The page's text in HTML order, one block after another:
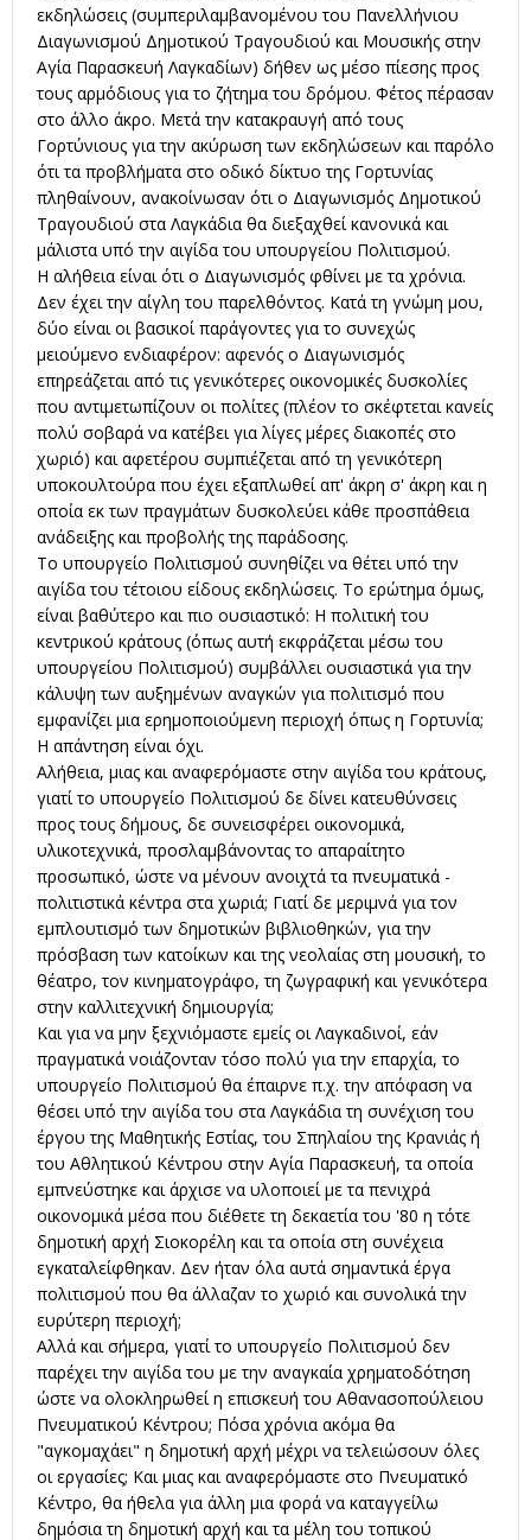
εκδηλώσεις (συμπεριλαμβανομένου του Πανελλήνιου
Διαγωνισμού Δημοτικού Τραγουδιού και Μουσικής στην
Αγία Παρασκευή Λαγκαδίων) δήθεν ως μέσο πίεσης προς
τους αρμόδιους για το ζήτημα του δρόμου. Φέτος πέρασαν
στο άλλο άκρο. Μετά την κατακραυγή από τους
Γορτύνιους για την ακύρωση των εκδηλώσεων και παρόλο
ότι τα προβλήματα στο οδικό δίκτυο της Γορτυνίας
πληθαίνουν, ανακοίνωσαν ότι ο Διαγωνισμός Δημοτικού
Τραγουδιού στα Λαγκάδια θα διεξαχθεί κανονικά και
μάλιστα υπό την αιγίδα του υπουργείου Πολιτισμού.
Η αλήθεια είναι ότι ο Διαγωνισμός φθίνει με τα χρόνια.
Δεν έχει την αίγλη του παρελθόντος. Κατά τη γνώμη μου,
δύο είναι οι βασικοί παράγοντες για το συνεχώς
μειούμενο ενδιαφέρον: αφενός ο Διαγωνισμός
επηρεάζεται από τις γενικότερες οικονομικές δυσκολίες
που αντιμετωπίζουν οι πολίτες (πλέον το σκέφτεται κανείς
πολύ σοβαρά να κατέβει για λίγες μέρες διακοπές στο
χωριό) και αφετέρου συμπιέζεται από τη γενικότερη
υποκουλτούρα που έχει εξαπλωθεί απ' άκρη σ' άκρη και η
οποία εκ των πραγμάτων δυσκολεύει κάθε προσπάθεια
ανάδειξης και προβολής της παράδοσης.
Το υπουργείο Πολιτισμού συνηθίζει να θέτει υπό την
αιγίδα του τέτοιου είδους εκδηλώσεις. Το ερώτημα όμως,
είναι βαθύτερο και πιο ουσιαστικό: Η πολιτική του
κεντρικού κράτους (όπως αυτή εκφράζεται μέσω του
υπουργείου Πολιτισμού) συμβάλλει ουσιαστικά για την
κάλυψη των αυξημένων αναγκών για πολιτισμό που
εμφανίζει μια ερημοποιούμενη περιοχή όπως η Γορτυνία;
Η απάντηση είναι όχι.
Αλήθεια, μιας και αναφερόμαστε στην αιγίδα του κράτους,
γιατί το υπουργείο Πολιτισμού δε δίνει κατευθύνσεις
προς τους δήμους, δε συνεισφέρει οικονομικά,
υλικοτεχνικά, προσλαμβάνοντας το απαραίτητο
προσωπικό, ώστε να μένουν ανοιχτά τα πνευματικά -
πολιτιστικά κέντρα στα χωριά; Γιατί δε μεριμνά για τον
εμπλουτισμό των δημοτικών βιβλιοθηκών, για την
πρόσβαση των κατοίκων και της νεολαίας στη μουσική, το
θέατρο, τον κινηματογράφο, τη ζωγραφική και γενικότερα
στην καλλιτεχνική δημιουργία;
Και για να μην ξεχνιόμαστε εμείς οι Λαγκαδινοί, εάν
πραγματικά νοιάζονταν τόσο πολύ για την επαρχία, το
υπουργείο Πολιτισμού θα έπαιρνε π.χ. την απόφαση να
θέσει υπό την αιγίδα του στα Λαγκάδια τη συνέχιση του
έργου της Μαθητικής Εστίας, του Σπηλαίου της Κρανιάς ή
του Αθλητικού Κέντρου στην Αγία Παρασκευή, τα οποία
εμπνεύστηκε και άρχισε να υλοποιεί με τα πενιχρά
οικονομικά μέσα που διέθετε τη δεκαετία του '80 η τότε
δημοτική αρχή Σιοκορέλη και τα οποία στη συνέχεια
εγκαταλείφθηκαν. Δεν ήταν όλα αυτά σημαντικά έργα
πολιτισμού που θα άλλαζαν το χωριό και συνολικά την
ευρύτερη περιοχή;
Αλλά και σήμερα, γιατί το υπουργείο Πολιτισμού δεν
παρέχει την αιγίδα του με την αναγκαία χρηματοδότηση
ώστε να ολοκληρωθεί η επισκευή του Αθανασοπούλειου
Πνευματικού Κέντρου; Πόσα χρόνια ακόμα θα
"αγκομαχάει" η δημοτική αρχή μέχρι να τελειώσουν όλες
οι εργασίες; Και μιας και αναφερόμαστε στο Πνευματικό
Κέντρο, θα ήθελα για άλλη μια φορά να καταγγείλω
δημόσια τη δημοτική αρχή και τα μέλη του τοπικού